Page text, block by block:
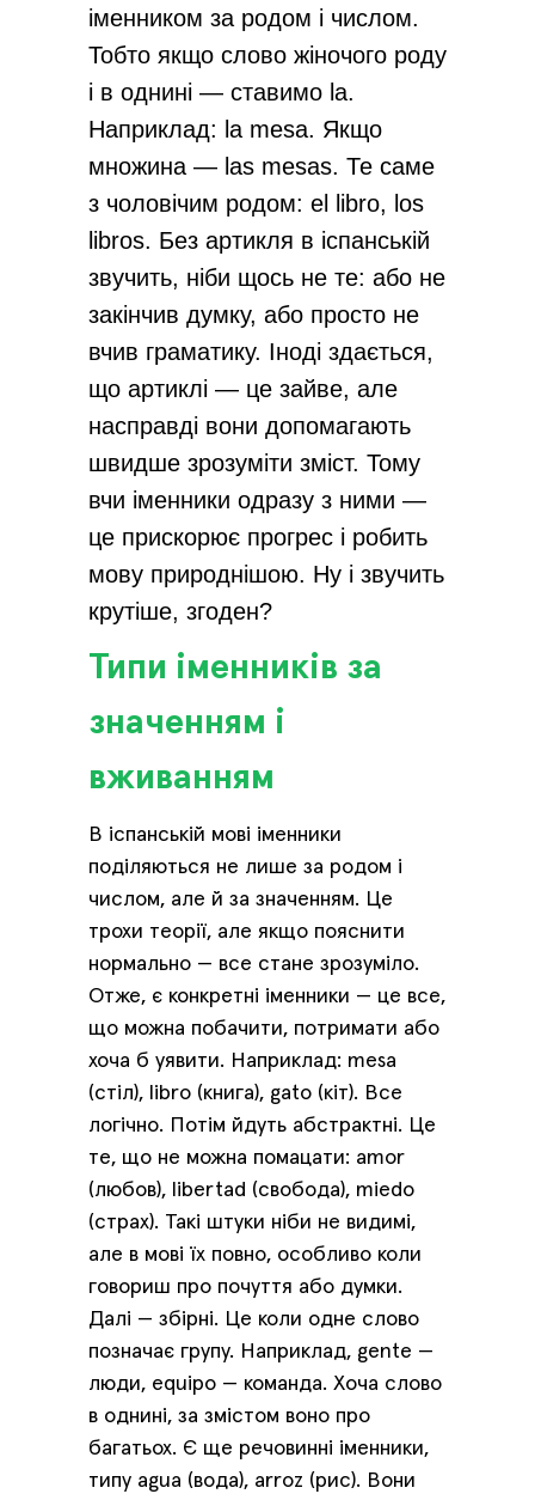
іменником за родом і числом.
Тобто якщо слово жіночого роду
і в однині — ставимо la.
Наприклад: la mesa. Якщо
множина — las mesas. Те саме
з чоловічим родом: el libro, los
libros. Без артикля в іспанській
звучить, ніби щось не те: або не
закінчив думку, або просто не
вчив граматику. Іноді здається,
що артиклі — це зайве, але
насправді вони допомагають
швидше зрозуміти зміст. Тому
вчи іменники одразу з ними —
це прискорює прогрес і робить
мову природнішою. Ну і звучить
крутіше, згоден?
В іспанській мові іменники
поділяються не лише за родом і
числом, але й за значенням. Це
трохи теорії, але якщо пояснити
нормально — все стане зрозуміло.
Отже, є конкретні іменники — це все,
що можна побачити, потримати або
хоча б уявити. Наприклад: mesa
(стіл), libro (книга), gato (кіт). Все
логічно. Потім йдуть абстрактні. Це
те, що не можна помацати: amor
(любов), libertad (свобода), miedo
(страх). Такі штуки ніби не видимі,
але в мові їх повно, особливо коли
говориш про почуття або думки.
Далі — збірні. Це коли одне слово
позначає групу. Наприклад, gente —
люди, equipo — команда. Хоча слово
в однині, за змістом воно про
багатьох. Є ще речовинні іменники,
типу agua (вода), arroz (рис). Вони
Типи іменників за
значенням і
вживанням